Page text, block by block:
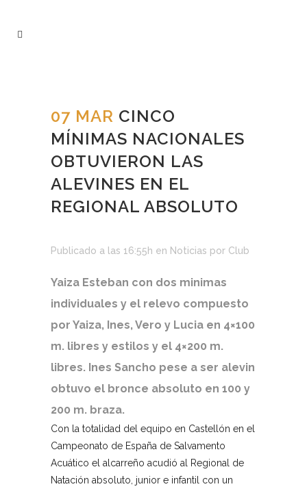
07 MAR CINCO
MÍNIMAS NACIONALES
OBTUVIERON LAS
ALEVINES EN EL
REGIONAL ABSOLUTO
Publicado a las 16:55h en Noticias por Club
Yaiza Esteban con dos minimas
individuales y el relevo compuesto
por Yaiza, Ines, Vero y Lucia en 4×100
m. libres y estilos y el 4×200 m.
libres. Ines Sancho pese a ser alevin
obtuvo el bronce absoluto en 100 y
200 m. braza.
Con la totalidad del equipo en Castellón en el
Campeonato de España de Salvamento
Acuático el alcarreño acudió al Regional de
Natación absoluto, junior e infantil con un